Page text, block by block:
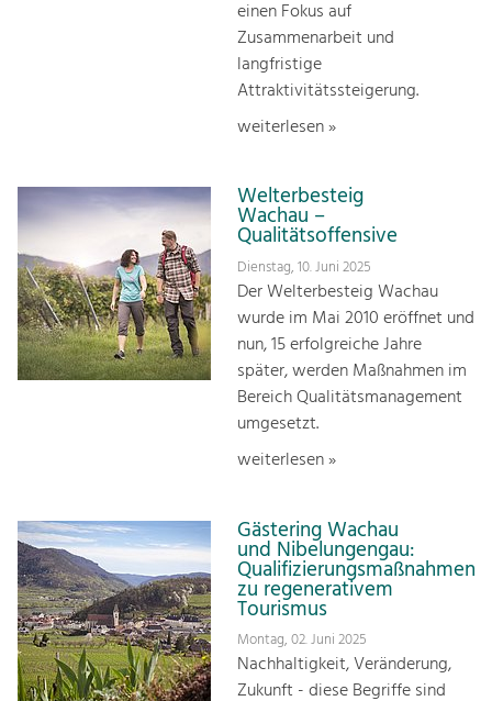
einen Fokus auf
Zusammenarbeit und
langfristige
Attraktivitätssteigerung.
weiterlesen »
Welterbesteig
Wachau –
Qualitätsoffensive
Dienstag, 10. Juni 2025
Der Welterbesteig Wachau
wurde im Mai 2010 eröffnet und
nun, 15 erfolgreiche Jahre
später, werden Maßnahmen im
Bereich Qualitätsmanagement
umgesetzt.
weiterlesen »
Gästering Wachau
und Nibelungengau:
Qualifizierungsmaßnahmen
zu regenerativem
Tourismus
Montag, 02. Juni 2025
Nachhaltigkeit, Veränderung,
Zukunft - diese Begriffe sind